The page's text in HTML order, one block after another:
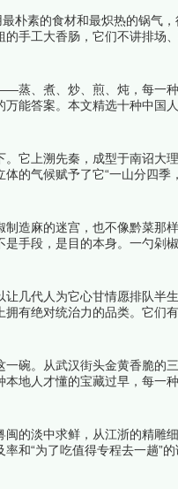
朴素的食材和最炽热的锅气
手工大香肠，它们不讲排场
待。下面跟着榜中榜编辑一起
蒸、煮、炒、煎、炖，每一
能答案。本文精选十种中国
细名单吧！
它上溯先秦，成型于南诏大
的气候赋予了它“一山分四季
。下面跟着榜中榜编辑一起来
造麻的迷宫，也不像黔菜那
手段，是目的本身。一勺剁
最受欢迎的经典湘菜，每一
几代人为它心甘情愿排队半
有绝对统治力的品类。它们
三重考量，第一名或许会让
碗。从武汉街头金黄香脆的
地人才懂的宝藏过早，每一
的淡中求鲜，从江浙的精雕
和“为了吃值得专程去一趟”